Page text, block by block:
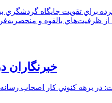
براي تقويت جايگاه گردشگري